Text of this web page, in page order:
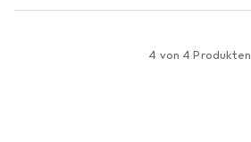
4 von 4 Produkten